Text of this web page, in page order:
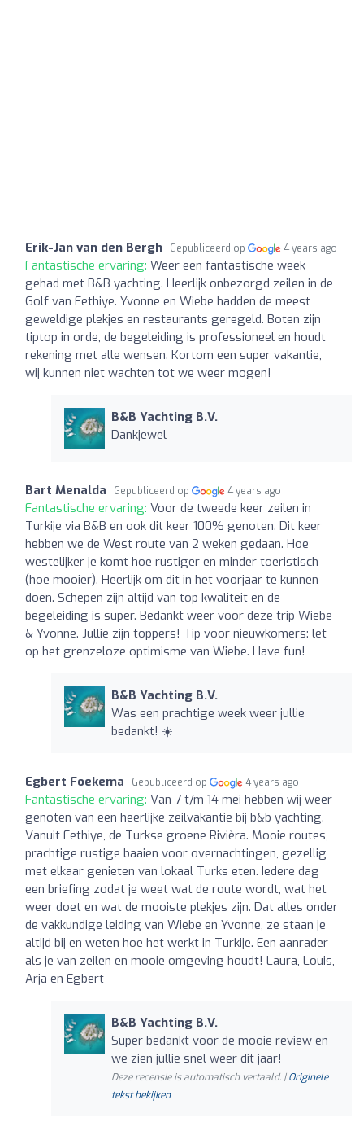
Erik-Jan van den Bergh Gepubliceerd op 4 years ago
Fantastische ervaring: Weer een fantastische week
gehad met B&B yachting. Heerlijk onbezorgd zeilen in de
Golf van Fethiye. Yvonne en Wiebe hadden de meest
geweldige plekjes en restaurants geregeld. Boten zijn
tiptop in orde, de begeleiding is professioneel en houdt
rekening met alle wensen. Kortom een super vakantie,
wij kunnen niet wachten tot we weer mogen!
B&B Yachting B.V.
Dankjewel
Bart Menalda Gepubliceerd op 4 years ago
Fantastische ervaring: Voor de tweede keer zeilen in
Turkije via B&B en ook dit keer 100% genoten. Dit keer
hebben we de West route van 2 weken gedaan. Hoe
westelijker je komt hoe rustiger en minder toeristisch
(hoe mooier). Heerlijk om dit in het voorjaar te kunnen
doen. Schepen zijn altijd van top kwaliteit en de
begeleiding is super. Bedankt weer voor deze trip Wiebe
& Yvonne. Jullie zijn toppers! Tip voor nieuwkomers: let
op het grenzeloze optimisme van Wiebe. Have fun!
B&B Yachting B.V.
Was een prachtige week weer jullie
bedankt! ☀️
Egbert Foekema Gepubliceerd op 4 years ago
Fantastische ervaring: Van 7 t/m 14 mei hebben wij weer
genoten van een heerlijke zeilvakantie bij b&b yachting.
Vanuit Fethiye, de Turkse groene Rivièra. Mooie routes,
prachtige rustige baaien voor overnachtingen, gezellig
met elkaar genieten van lokaal Turks eten. Iedere dag
een briefing zodat je weet wat de route wordt, wat het
weer doet en wat de mooiste plekjes zijn. Dat alles onder
de vakkundige leiding van Wiebe en Yvonne, ze staan je
altijd bij en weten hoe het werkt in Turkije. Een aanrader
als je van zeilen en mooie omgeving houdt! Laura, Louis,
Arja en Egbert
B&B Yachting B.V.
Super bedankt voor de mooie review en
we zien jullie snel weer dit jaar!
Deze recensie is automatisch vertaald. |Originele
tekst bekijken